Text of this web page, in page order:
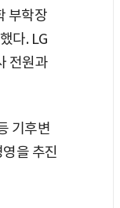
부학장
다. LG
전원과
기후변
을 추진